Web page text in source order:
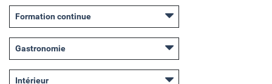
Formation continue
Gastronomie
Intérieur